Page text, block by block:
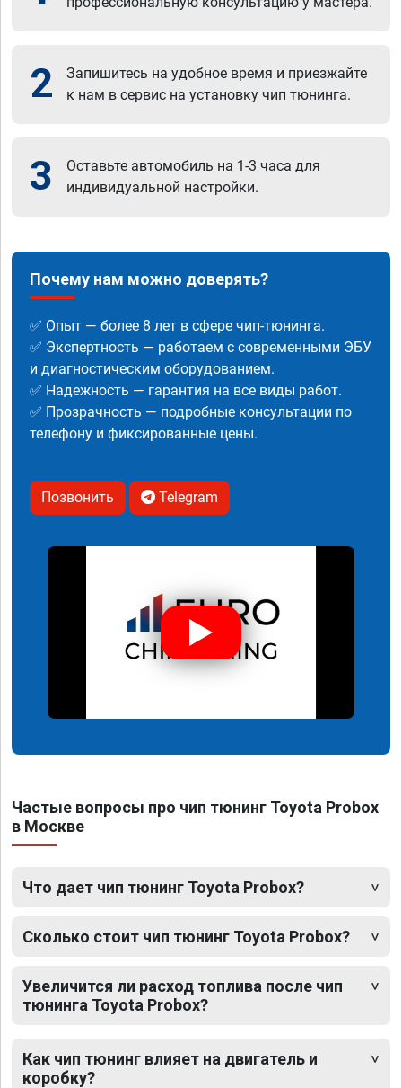
2
Запишитесь на удобное время и приезжайте
к нам в сервис на установку чип тюнинга.
3
Оставьте автомобиль на 1-3 часа для
индивидуальной настройки.
Почему нам можно доверять?
✅ Опыт — более 8 лет в сфере чип-тюнинга.
✅ Экспертность — работаем с современными ЭБУ
и диагностическим оборудованием.
✅ Надежность — гарантия на все виды работ.
✅ Прозрачность — подробные консультации по
телефону и фиксированные цены.
Позвонить Telegram
Частые вопросы про чип тюнинг Toyota Probox
в Москве
Что дает чип тюнинг Toyota Probox?
Сколько стоит чип тюнинг Toyota Probox?
Увеличится ли расход топлива после чип
тюнинга Toyota Probox?
Как чип тюнинг влияет на двигатель и
коробку?